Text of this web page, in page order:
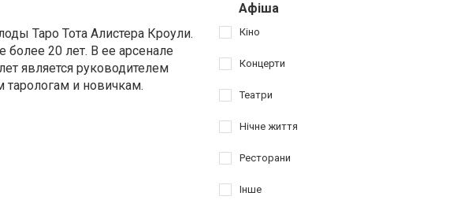
Таро Тота Алистера Кроули.
20 лет. В ее арсенале
является руководителем
и новичкам.
Афіша
Кіно
Концерти
Театри
Нічне життя
Ресторани
Інше